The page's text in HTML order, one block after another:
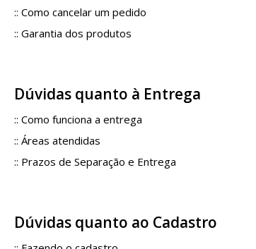
:: Como cancelar um pedido
:: Garantia dos produtos
Dúvidas quanto à Entrega
:: Como funciona a entrega
:: Áreas atendidas
:: Prazos de Separação e Entrega
Dúvidas quanto ao Cadastro